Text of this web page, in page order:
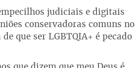
judiciais e digitais
conservadoras comuns no
que ser LGBTQIA+ é pecado